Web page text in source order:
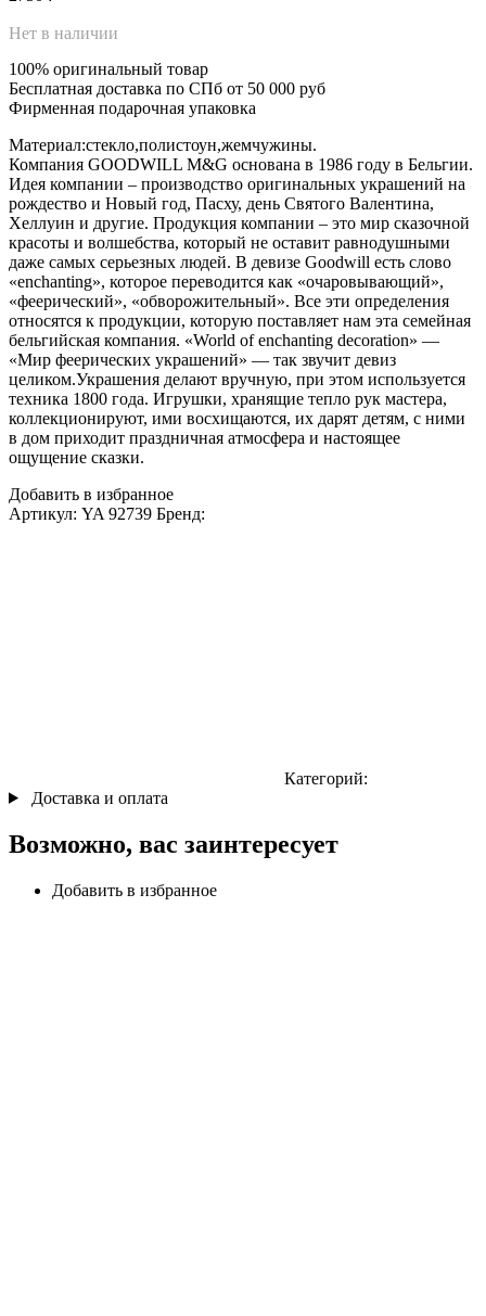
Нет в наличии
100% оригинальный товар
Бесплатная доставка по СПб от 50 000 руб
Фирменная подарочная упаковка
Материал:стекло,полистоун,жемчужины.
Компания GOODWILL M&G основана в 1986 году в Бельгии.
Идея компании – производство оригинальных украшений на
рождество и Новый год, Пасху, день Святого Валентина,
Хеллуин и другие. Продукция компании – это мир сказочной
красоты и волшебства, который не оставит равнодушными
даже самых серьезных людей. В девизе Goodwill есть слово
«enchanting», которое переводится как «очаровывающий»,
«феерический», «обворожительный». Все эти определения
относятся к продукции, которую поставляет нам эта семейная
бельгийская компания. «World of enchanting decoration» —
«Мир феерических украшений» — так звучит девиз
целиком.Украшения делают вручную, при этом используется
техника 1800 года. Игрушки, хранящие тепло рук мастера,
коллекционируют, ими восхищаются, их дарят детям, с ними
в дом приходит праздничная атмосфера и настоящее
ощущение сказки.
Добавить в избранное
Артикул: YA 92739 Бренд:
Категорий:
Доставка и оплата
Возможно, вас заинтересует
Добавить в избранное